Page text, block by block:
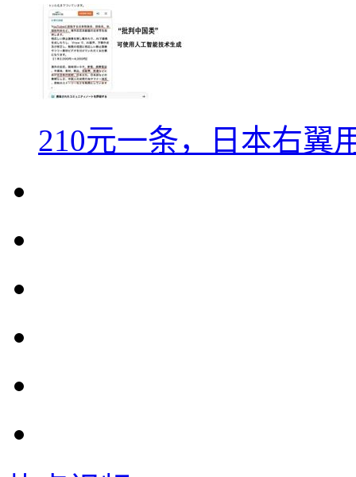
210元一条，日本右翼